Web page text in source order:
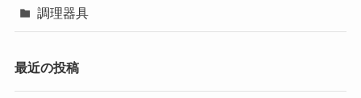
調理器具
最近の投稿